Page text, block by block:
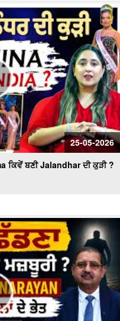
25-05-2026
ਕਿਵੇਂ ਬਣੀ Jalandhar ਦੀ ਕੁੜੀ ?